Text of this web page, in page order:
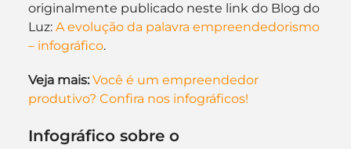
originalmente publicado neste link do Blog do
Luz: A evolução da palavra empreendedorismo
– infográfico.
Veja mais: Você é um empreendedor
produtivo? Confira nos infográficos!
Infográfico sobre o